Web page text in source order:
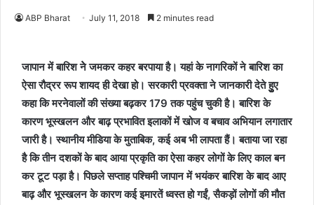
ABP Bharat July 11, 2018 2 minutes read
जापान में बारिश नेे जमकर कहर बरपाया है। यहां के नागरिकों ने बारिश का
ऐसा रौद्रर रूप शायद ही देखा हो। सरकारी प्रवक्ता ने जानकारी देते हुुुए
कहा कि मरनेवालों की संख्या बढ़कर 179 तक पहुंच चुकी है। बारिश के
कारण भूस्खलन और बाढ़ प्रभावित इलाकों में खोज व बचाव अभियान लगातार
जारी है। स्थानीय मीडिया के मुताबिक, कई अब भी लापता हैं। बताया जा रहा
है कि तीन दशकों के बाद आया प्रकृति का ऐसा कहर लोगों के लिए काल बन
कर टूट पड़ा है। पिछले सप्ताह पश्चिमी जापान में भयंकर बारिश के बाद आए
बाढ़ और भूस्खलन के कारण कई इमारतें ध्वस्त हो गईं, सैकड़ों लोगों की मौत